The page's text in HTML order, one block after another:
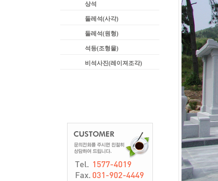
상석
둘레석(사각)
둘레석(원형)
석등(조형물)
비석사진(레이져조각)